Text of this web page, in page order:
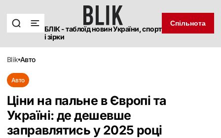
БЛІК - таблоїд новин України, спорт
і зірки
Спільнота
blik авто
Авто
Ціни на пальне в Європі та
Україні: де дешевше
заправлятись у 2025 році